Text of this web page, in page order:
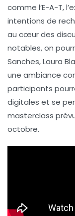
comme l’E-A-T, l’
intentions de
au cœur des
notables, on
Sanches,Laura
une ambiance
participants
digitales et se
masterclass
octobre.